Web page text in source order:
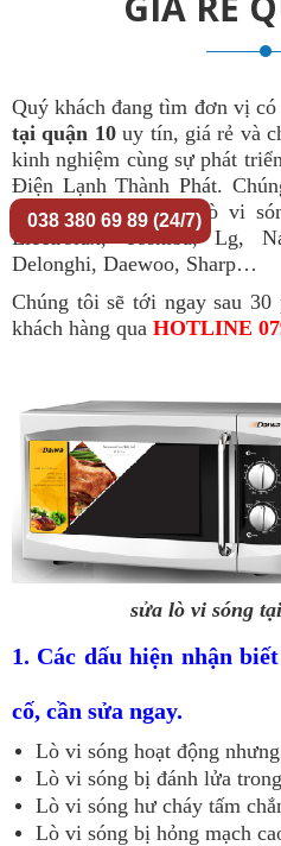
Quý khách đang tìm đơn vị có
tại quận 10uy tín, giá rẻ và
kinh nghiệm cùng sự phát
Điện Lạnh Thành Phát.
dòng sản phẩm của lò vi
Electrolux, Toshiba, Lg,
Delonghi, Daewoo, Sharp…
Chúng tôi sẽ tới ngay sau
khách hàng qua HOTLINE
sửa lò vi sóng
1. Các dấu hiện nhận
cố, cần sửa ngay.
Lò vi sóng hoạt động
Lò vi sóng bị đánh lửa
Lò vi sóng hư cháy tấm
Lò vi sóng bị hỏng mạch
038 380 69 89 (24/7)